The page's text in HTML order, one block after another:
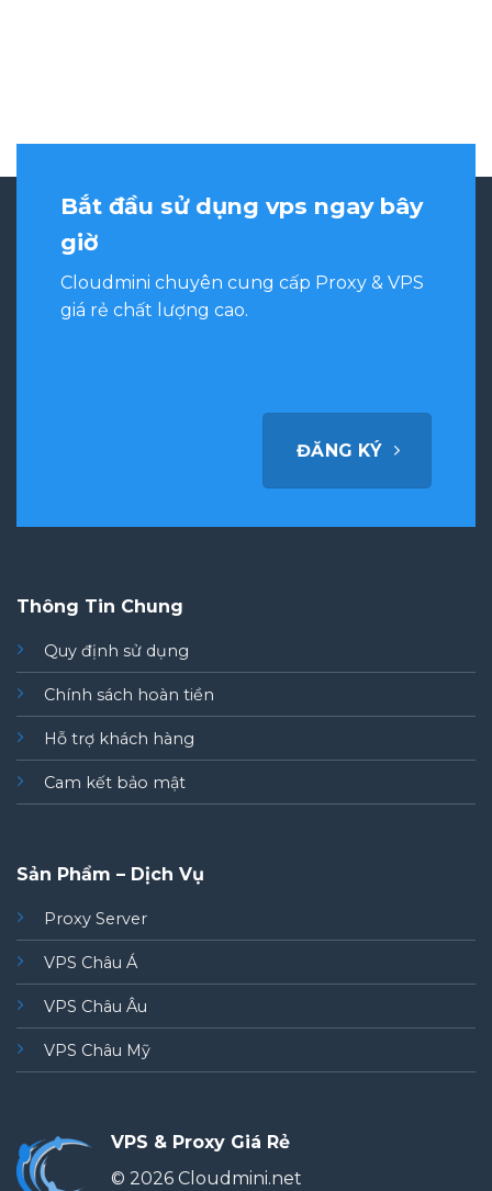
Bắt đầu sử dụng vps ngay bây
giờ
Cloudmini chuyên cung cấp Proxy & VPS
giá rẻ chất lượng cao.
ĐĂNG KÝ
Thông Tin Chung
Quy định sử dụng
Chính sách hoàn tiền
Hỗ trợ khách hàng
Cam kết bảo mật
Sản Phẩm – Dịch Vụ
Proxy Server
VPS Châu Á
VPS Châu Âu
VPS Châu Mỹ
VPS & Proxy Giá Rẻ
© 2026 Cloudmini.net